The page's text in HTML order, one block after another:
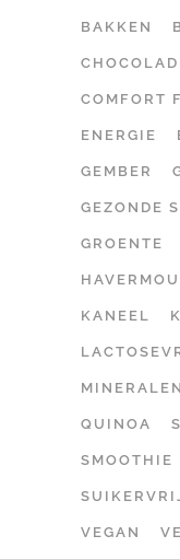
BAKKEN
COMFORT
ENERGIE
GEMBER
GEZONDE
GROENTE
KANEEL
MINERALEN
QUINOA
SMOOTHIE
VEGAN